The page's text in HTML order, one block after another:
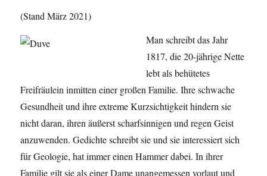
(Stand März 2021)
Man schreibt das Jahr
1817, die 20-jährige Nette
lebt als behütetes
Freifräulein inmitten einer großen Familie. Ihre schwache
Gesundheit und ihre extreme Kurzsichtigkeit hindern sie
nicht daran, ihren äußerst scharfsinnigen und regen Geist
anzuwenden. Gedichte schreibt sie und sie interessiert sich
für Geologie, hat immer einen Hammer dabei. In ihrer
Familie gilt sie als einer Dame unangemessen vorlaut und